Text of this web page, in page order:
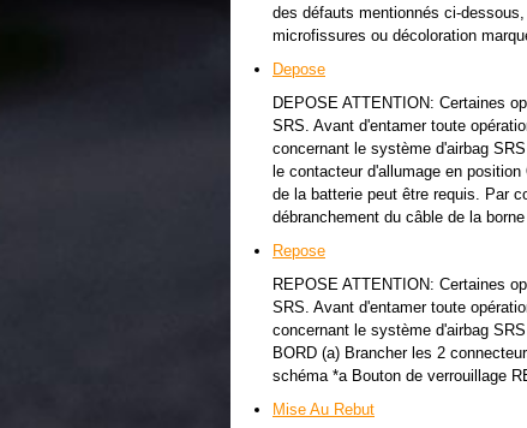
des défauts mentionnés ci-
microfissures ou décoloration
Depose
DEPOSE ATTENTION: Certaines
SRS. Avant d'entamer toute
concernant le système d'airbag
le contacteur d'allumage en
de la batterie peut être requis. Par
débranchement du câble de la
Repose
REPOSE ATTENTION: Certaines
SRS. Avant d'entamer toute
concernant le système d'airbag
BORD (a) Brancher les 2
schéma *a Bouton de verrouillage
Mise Au Rebut